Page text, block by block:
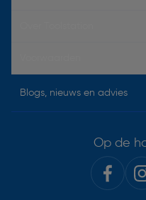
Blogs, nieuws en advies
Op de